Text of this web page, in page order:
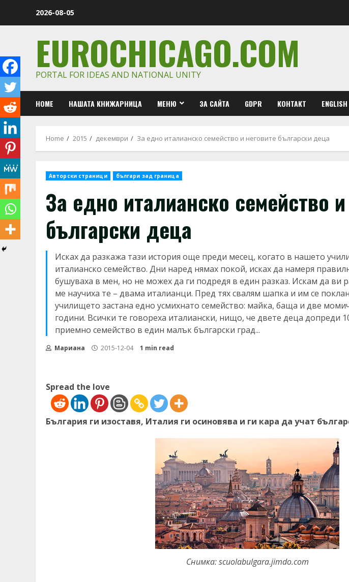
2026-08-05
EUROCHICAGO.COM
PORTAL FOR IDEAS AND NATIONAL UNITY
HOME НАШАТА КНИЖАРНИЦА МЕНЮ ЗА САЙТА GDPR КОНТАКТ ENGLISH
Home 2015 декември За едно италианско семейство и неговите български деца
Авторски страници българи зад граница
За едно италианско семейство
български деца
Исках да разкажа тази история още преди месец, когато в нашето
италианско семейство. Дни наред нямах покой, исках да намеря
бушуваха в мен, но не можех да ги подредя в един разказ. Искам да ви
ме научиха те – двама италианци. Пред тях свалям шапка и им се
училището застана едно усмихнато семейство: майка, баща и две
години. Всички те говореха италиански, нищо, че двете деца допреди
приемно семейство в един малък български град...
Мариана 2015-12-04 1 min read
Spread the love
България ги изоставя, Италия ги осиновява и ги кара да учат
Снимка: scuolabulgara.jimdo.com